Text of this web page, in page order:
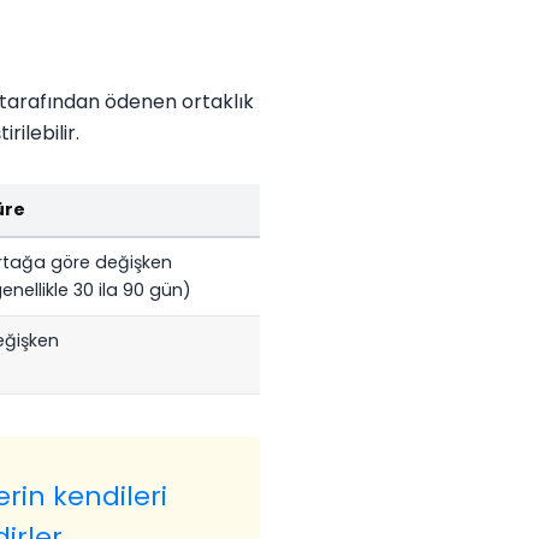
ödenen ortaklık
göre değişken
30 ila 90 gün)
kendileri